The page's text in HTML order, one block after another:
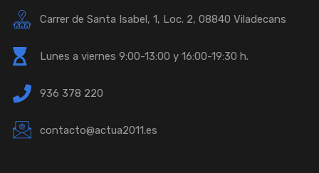
Carrer de Santa Isabel, 1, Loc. 2, 08840 Viladecans
Lunes a viernes 9:00-13:00 y 16:00-19:30 h.
936 378 220
contacto@actua2011.es